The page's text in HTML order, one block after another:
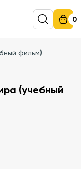
0
фильм)
(учебный